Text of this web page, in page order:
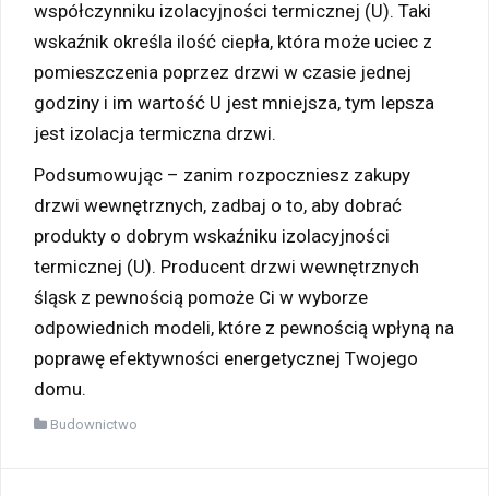
współczynniku izolacyjności termicznej (U). Taki
wskaźnik określa ilość ciepła, która może uciec z
pomieszczenia poprzez drzwi w czasie jednej
godziny i im wartość U jest mniejsza, tym lepsza
jest izolacja termiczna drzwi.
Podsumowując – zanim rozpoczniesz zakupy
drzwi wewnętrznych, zadbaj o to, aby dobrać
produkty o dobrym wskaźniku izolacyjności
termicznej (U). Producent drzwi wewnętrznych
śląsk z pewnością pomoże Ci w wyborze
odpowiednich modeli, które z pewnością wpłyną na
poprawę efektywności energetycznej Twojego
domu.
Budownictwo